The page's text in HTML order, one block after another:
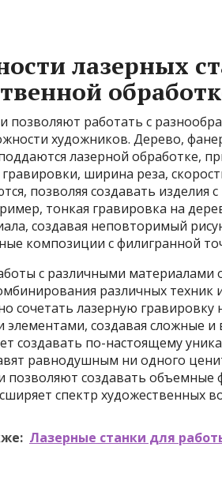
лазерных
позволяют работать с
художников. Дерево,
лазерной обработке,
ширина реза,
позволяя создавать
тонкая гравировка на
создавая неповторимый
композиции с филигранной
с различными материалами
различных техник
сочетать лазерную гравировку
элементами, создавая сложные
создавать по-настоящему
равнодушным ни одного
позволяют создавать
спектр художественных
Лазерные станки для